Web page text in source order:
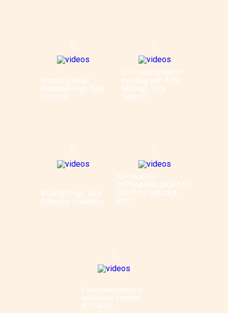
Amazing boxer
(Akfix MS High Tack
Sealant)
DIY - How to Mirror
bonding with Akfix
MS High Tack
Sealant
Akfix MS High Tack
Adhesive Challenge
МОНТАЖНО
МУЛТИФУНКЦИОНАЛНО
ЛЕПИЛО С ВИСОКА
ЯКОСТ
Еднокомпонентно
хибридно лепило
AST Akfix